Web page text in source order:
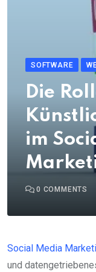
SOFTWARE
Die
im
0 COMMENTS
Social Media
und